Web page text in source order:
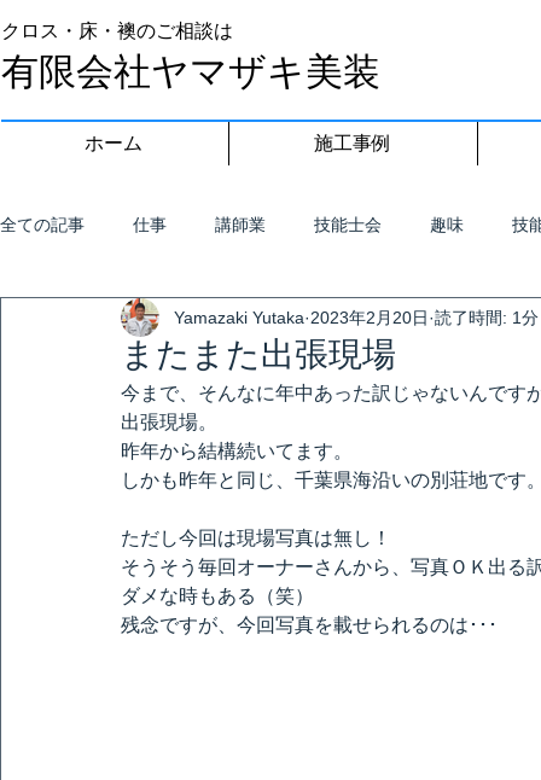
クロス・床・襖のご相談は
有限会社ヤマザキ美装
ホーム 施工事例
全ての記事 仕事 講師業 技能士会 趣味 技
またまた出張現場
Yamazaki Yutaka 2023年2月20日 読了時間: 1分
今まで、そんなに年中あった訳じゃないんです
出張現場。
昨年から結構続いてます。
しかも昨年と同じ、千葉県海沿いの別荘地です
ただし今回は現場写真は無し！
そうそう毎回オーナーさんから、写真ＯＫ出る
ダメな時もある（笑）
残念ですが、今回写真を載せられるのは･･･